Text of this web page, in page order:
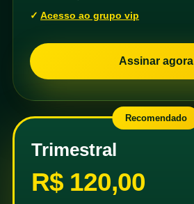
Acesso ao grupo vip
Assinar agora
Recomendado
Trimestral
R$ 120,00